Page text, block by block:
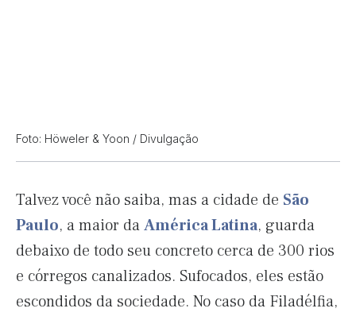
Foto: Höweler & Yoon / Divulgação
Talvez você não saiba, mas a cidade de São
Paulo, a maior daAmérica Latina, guarda
debaixo de todo seu concreto cerca de 300 rios
e córregos canalizados. Sufocados, eles estão
escondidos da sociedade. No caso da Filadélfia,